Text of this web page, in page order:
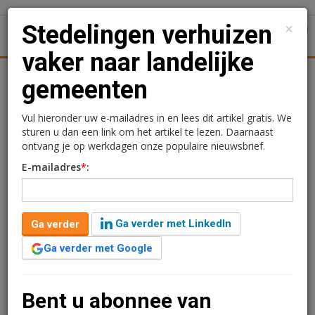
Woningmarkt
Stedelingen verhuizen
vaker naar landelijke
gemeenten
Lola Cooper
30 juli 2021 om 10:10
5 jaar geleden aangepast
1 minuut leestijd
Kopers in landelijke gemeenten komen steeds vaker uit
grote stad' is het actuele beeld van de woningmarkt
×
Stedelingen verhuizen
vaker naar landelijke
gemeenten
Vul hieronder uw e-mailadres in en lees dit artikel gratis. We
sturen u dan een link om het artikel te lezen. Daarnaast
ontvang je op werkdagen onze populaire nieuwsbrief.
E-mailadres*:
Ga verder
Ga verder met LinkedIn
Ga verder met Google
Bent u abonnee van